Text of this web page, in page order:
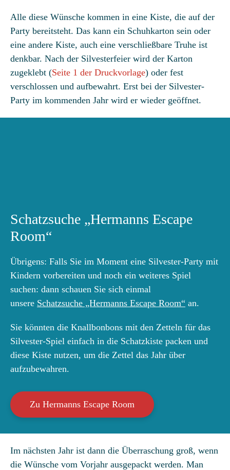
Alle diese Wünsche kommen in eine Kiste, die auf der
Party bereitsteht. Das kann ein Schuhkarton sein oder
eine andere Kiste, auch eine verschließbare Truhe ist
denkbar. Nach der Silvesterfeier wird der Karton
zugeklebt (Seite 1 der Druckvorlage) oder fest
verschlossen und aufbewahrt. Erst bei der Silvester-
Party im kommenden Jahr wird er wieder geöffnet.
Schatzsuche „Hermanns Escape
Room“
Übrigens: Falls Sie im Moment eine Silvester-Party mit
Kindern vorbereiten und noch ein weiteres Spiel
suchen: dann schauen Sie sich einmal
unsere Schatzsuche „Hermanns Escape Room“ an.
Sie könnten die Knallbonbons mit den Zetteln für das
Silvester-Spiel einfach in die Schatzkiste packen und
diese Kiste nutzen, um die Zettel das Jahr über
aufzubewahren.
Zu Hermanns Escape Room
Im nächsten Jahr ist dann die Überraschung groß, wenn
die Wünsche vom Vorjahr ausgepackt werden. Man